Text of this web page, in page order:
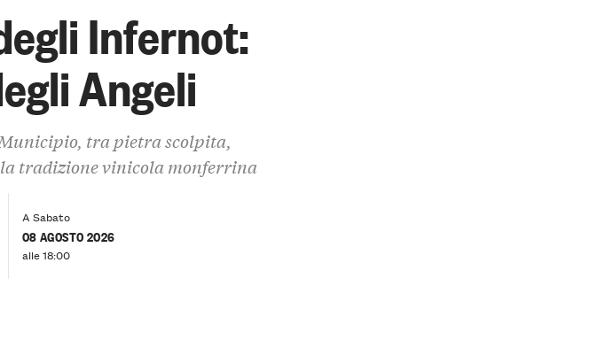
Infernot:
Angeli
tra pietra scolpita,
tradizione vinicola monferrina
A Sabato
08 AGOSTO 2026
alle 18:00